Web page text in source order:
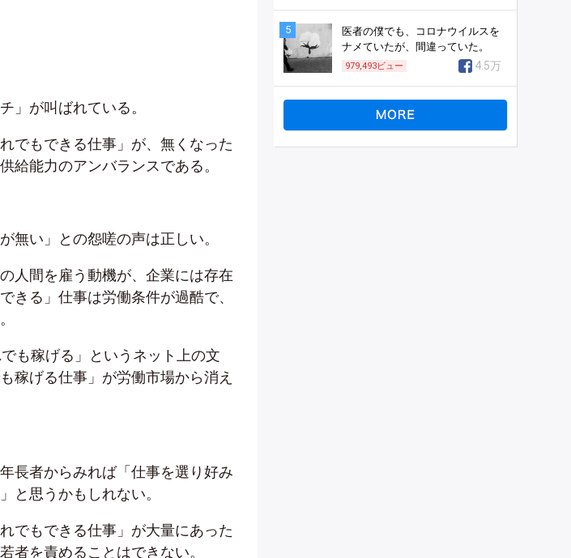
」が叫ばれている。
でもできる仕事」が、無くなった
給能力のアンバランスである。
無い」との怨嗟の声は正しい。
人間を雇う動機が、企業には存在
きる」仕事は労働条件が過酷で、
も稼げる」というネット上の文
稼げる仕事」が労働市場から消え
長者からみれば「仕事を選り好み
と思うかもしれない。
でもできる仕事」が大量にあった
者を責めることはできない。
5
医者の僕でも、コロナウイルスを
ナメていたが、間違っていた。
979,493ビュー 4.5万